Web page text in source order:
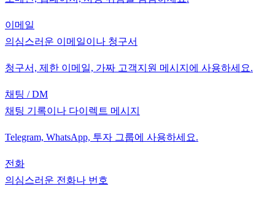
이메일
의심스러운 이메일이나 청구서
청구서, 제한 이메일, 가짜 고객지원 메시지에 사용하세요.
채팅 / DM
채팅 기록이나 다이렉트 메시지
Telegram, WhatsApp, 투자 그룹에 사용하세요.
전화
의심스러운 전화나 번호